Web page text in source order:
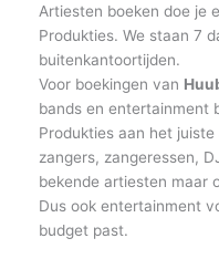
Artiesten boeken doe je
Produkties. We staan 7
buitenkantoortijden.
Voor boekingen van
bands en entertainment
Produkties aan het
zangers, zangeressen,
bekende artiesten maar
Dus ook entertainment
budget past.